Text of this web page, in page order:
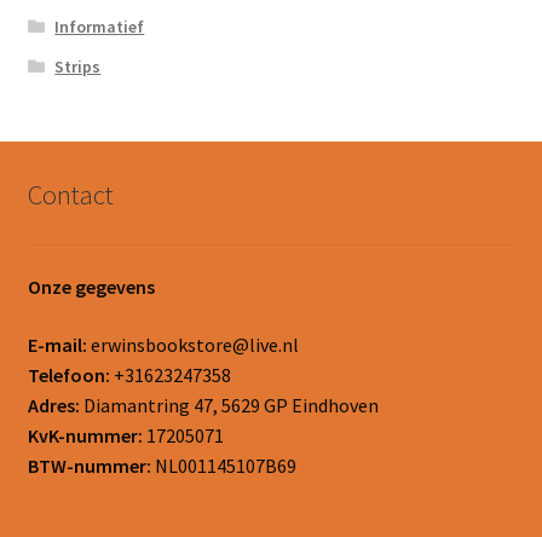
Informatief
Strips
Contact
Onze gegevens
E-mail: erwinsbookstore@live.nl
Telefoon: +31623247358
Adres: Diamantring 47, 5629 GP Eindhoven
KvK-nummer: 17205071
BTW-nummer: NL001145107B69